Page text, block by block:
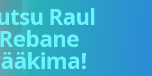
Raul
Rebane